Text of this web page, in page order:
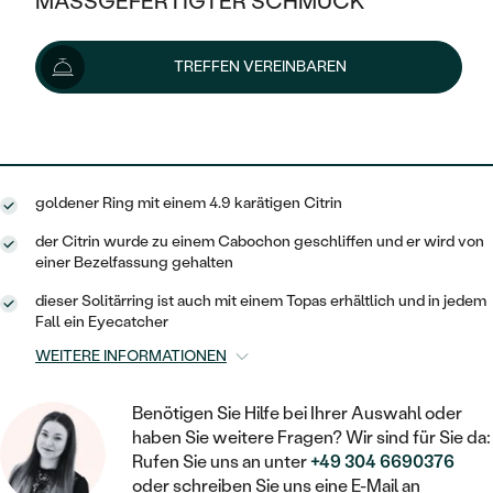
KLASSISCH
V-FORM
VINTAGE
AUSSERGEWÖHNLICHE
VON HAND GRAVIERTE
MIT MEHREREN DIAMANTEN
HALO
VINTAGE
IM SET
AUSSERGEWÖHNLICH
GESTALTE EINEN RING
WÄHLE EINEN RING
DIAMANTEN ZUM EINFASSEN
AUSVERKAUF
WENN SCHMUCK HILFT
NACH TYP
OHRRINGE
RINGE
ANHÄNGER / KETTEN
ARMBÄNDER
SCHMUCKSET
HERRENSCHMUCK
PLATIN
OHRSTECKER
CREOLEN
MINIMALISTISCHE
OHRHÄNGER
HERZ
GOLD
SILBER
NACH STYL
SOLITÄR
ZUR GEBURT EINES KINDES
PERSONALISIERT
MIT STERNZEICHEN
MINIMALISTISCH
AUSVERKAUF
GOLD
SILBER
PLATIN
MINIMALISTISCHE
TREFFEN VEREINBAREN
988 €
Lieferoptionen
goldener Ring mit einem 4.9 karätigen Citrin
der Citrin wurde zu einem Cabochon geschliffen und er wird von
einer Bezelfassung gehalten
dieser Solitärring ist auch mit einem Topas erhältlich und in jedem
Fall ein Eyecatcher
WEITERE INFORMATIONEN
Benötigen Sie Hilfe bei Ihrer Auswahl oder
haben Sie weitere Fragen? Wir sind für Sie da:
Rufen Sie uns an unter+49 304 6690376
oder schreiben Sie uns eine E-Mail an